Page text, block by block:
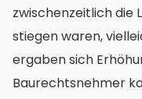
zwischenzeitlich die
stiegen waren,
ergaben sich
Baurechtsnehmer